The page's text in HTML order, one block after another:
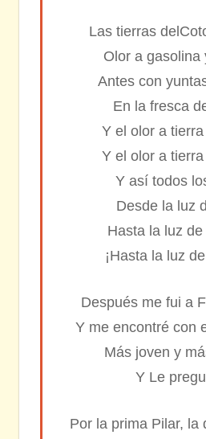
Las tierras
Olor a gasolina
Antes con
En la fresca
Y el olor a
Y el olor a
Y así todos
Desde la luz
Hasta la luz
¡Hasta la luz
Después me fui a
Y me encontré con
Más joven y
Y Le
Por la prima Pilar, la